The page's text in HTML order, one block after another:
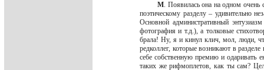
М. Появилась она на одном очень
поэтическому разделу – удивительно
Основной административный
фотография и т.д.), а толковые
брала! Ну, я и кинул клич, мол, люди,
редколлег, которые возникают в
себе собственную премию и одаривать
таких же рифмоплетов, как ты сам?